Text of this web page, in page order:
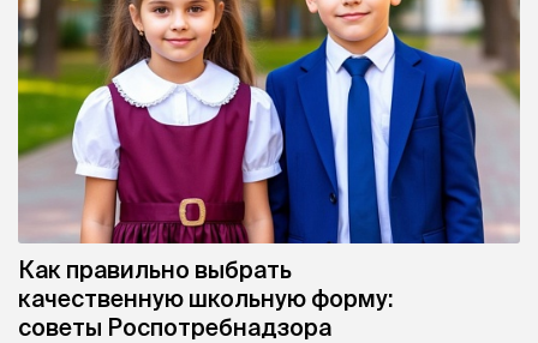
Как правильно выбрать
качественную школьную форму:
советы Роспотребнадзора